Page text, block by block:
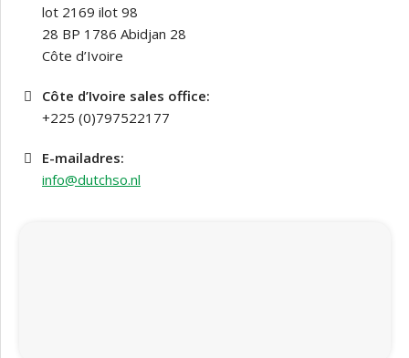
lot 2169 ilot 98
28 BP 1786 Abidjan 28
Côte d’Ivoire
Côte d’Ivoire sales office:
+225 (0)797522177
E-mailadres:
info@dutchso.nl